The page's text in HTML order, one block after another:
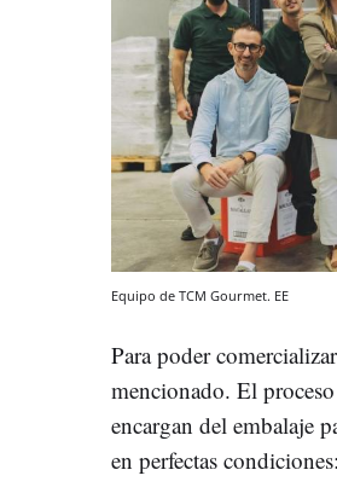
Equipo de TCM Gourmet. EE
Para poder
mencionado. El
encargan del embalaje
en perfectas